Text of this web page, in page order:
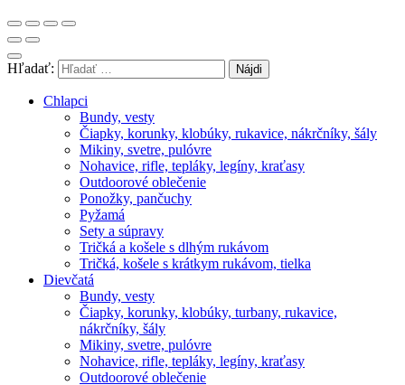
Hľadať:
Chlapci
Bundy, vesty
Čiapky, korunky, klobúky, rukavice, nákrčníky, šály
Mikiny, svetre, pulóvre
Nohavice, rifle, tepláky, legíny, kraťasy
Outdoorové oblečenie
Ponožky, pančuchy
Pyžamá
Sety a súpravy
Tričká a košele s dlhým rukávom
Tričká, košele s krátkym rukávom, tielka
Dievčatá
Bundy, vesty
Čiapky, korunky, klobúky, turbany, rukavice,
nákrčníky, šály
Mikiny, svetre, pulóvre
Nohavice, rifle, tepláky, legíny, kraťasy
Outdoorové oblečenie